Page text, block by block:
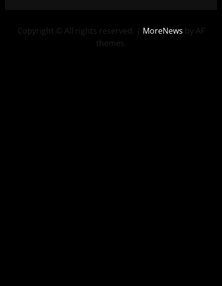
Copyright © All rights reserved. | MoreNews by AF
themes.